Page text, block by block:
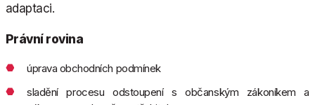
adaptaci.
Právní rovina
úprava obchodních podmínek
sladění procesu odstoupení s občanským zákoníkem a